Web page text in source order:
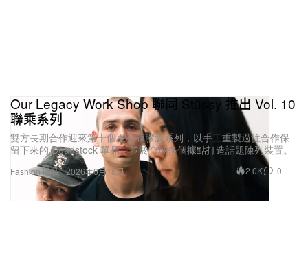
Fashion 時裝
Our Legacy Work Shop 聯同 Stüssy 推出 Vol. 10
聯乘系列
雙方長期合作迎來第十個里程碑膠囊系列，以手工重製過往合作保
留下來的 Deadstock 單品，並於全球多個據點打造話題陳列裝置。
2026年6月18日 2.0K 0